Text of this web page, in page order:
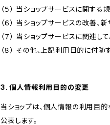
（５） 当ショップサービスに関す
（６） 当ショップサービスの改善
（７） 当ショップサービスに関連
（８） その他、上記利用目的に付随
3. 個人情報利用目的の変更
当ショップは、個人情報の利用目
公表します。